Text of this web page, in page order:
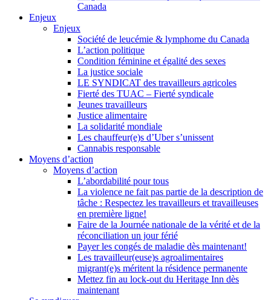
Canada
Enjeux
Enjeux
Société de leucémie & lymphome du Canada
L’action politique
Condition féminine et égalité des sexes
La justice sociale
LE SYNDICAT des travailleurs agricoles
Fierté des TUAC – Fierté syndicale
Jeunes travailleurs
Justice alimentaire
La solidarité mondiale
Les chauffeur(e)s d’Uber s’unissent
Cannabis responsable
Moyens d’action
Moyens d’action
L’abordabilité pour tous
La violence ne fait pas partie de la description de
tâche : Respectez les travailleurs et travailleuses
en première ligne!
Faire de la Journée nationale de la vérité et de la
réconciliation un jour férié
Payer les congés de maladie dès maintenant!
Les travailleur(euse)s agroalimentaires
migrant(e)s méritent la résidence permanente
Mettez fin au lock-out du Heritage Inn dès
maintenant